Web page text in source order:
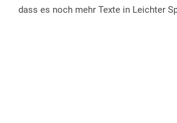
dass es noch mehr Texte in Leichter